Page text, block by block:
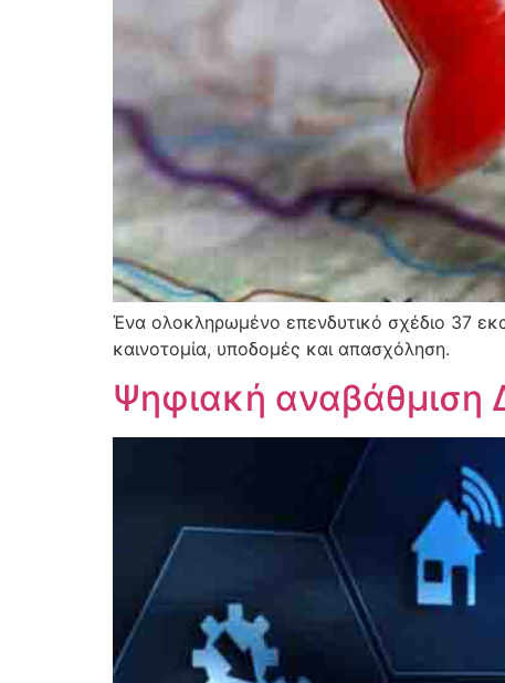
Ένα ολοκληρωμένο επενδυτικό σχέδιο 37
καινοτομία, υποδομές και απασχόληση.
Ψηφιακή αναβάθμιση